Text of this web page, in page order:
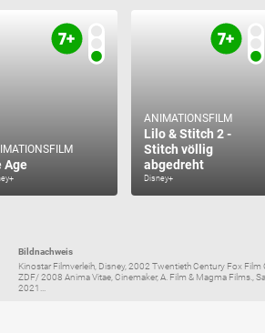
Age
ANIMATIONSFILM
Lilo & Stitch 2 -
Stitch völlig
abgedreht
Disney+
Bildnachweis
Kinostar Filmverleih, Disney, 2002 Twentieth Century Fox Film
ZDF/ 2008 Anima Vitae, Cinemaker, A. Film & Magma Films.,
2021...